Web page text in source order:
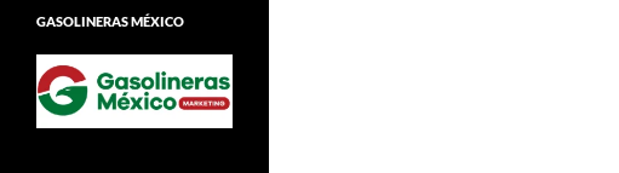
GASOLINERAS MÉXICO